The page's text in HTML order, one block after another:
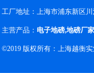
工厂地址：上海市浦东新区川
主营产品： 电子地磅,地磅厂家
©2019 版权所有：上海越衡